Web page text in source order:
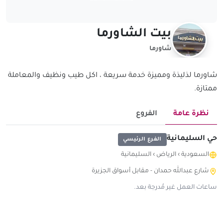
بيت الشاورما
شاورما
شاورما لذليذة ومميزة خدمة سريعة ، اكل طيب ونظيف والمعاملة
ممتازة.
نظرة عامة الفروع
حي السليمانية الفرع الرئيسي
السعودية › الرياض › السليمانية
شارع عبدالله حمدان - مقابل أسواق الجزيرة
ساعات العمل غير مُدرجة بعد.